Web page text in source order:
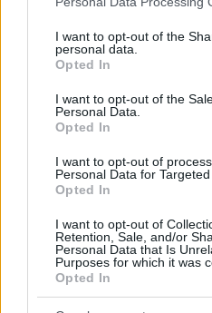
not limited to your visit or
grant or deny consent to
use your data for below
consent section.
I want to opt-out of the
personal data.
Opted In
I want to opt-out of the
Personal Data.
Opted In
I want to opt-out of
Personal Data for Targeted
Opted In
I want to opt-out of
Retention, Sale, and/or
Personal Data that Is
Purposes for which it was
Opted In
Το να γνωρίζεις ότι το
House φροντίζει για την
τηρούνται όλοι οι σχετικοί
ασφαλής, βάζει ένα ακόμη
γαλήνη και σιγουριά που
ποτέ, φέτος το καλοκαίρι.
Goody’s Burger House,